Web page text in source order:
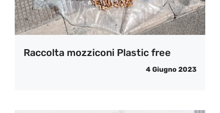
Raccolta mozziconi Plastic free
4 Giugno 2023